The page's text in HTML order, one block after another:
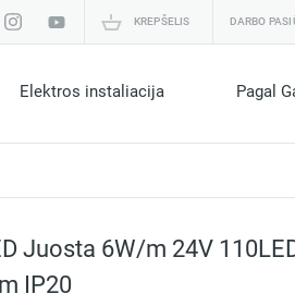
KREPŠELIS DARBO
Elektros instaliacija Pagal
Juosta 6W/m 24V
IP20